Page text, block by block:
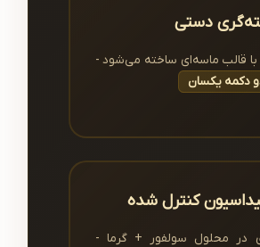
دستی
قالب ماسه‌ای ساخته می‌شود -
دکمه یکسان
کنترل شده
در محلول سولفور + گرما -